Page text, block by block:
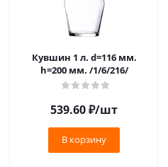
Кувшин 1 л. d=116 мм.
h=200 мм. /1/6/216/
539.60₽/шт
В корзину